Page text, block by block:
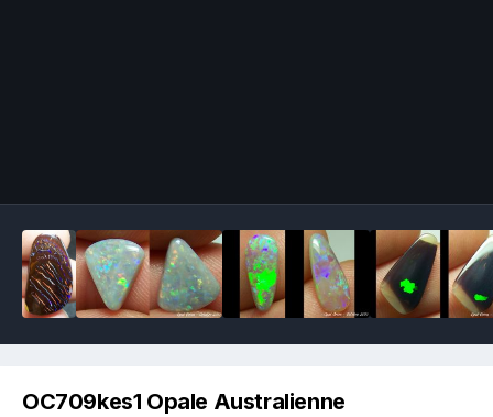
OC709kes1 Opale Australienne